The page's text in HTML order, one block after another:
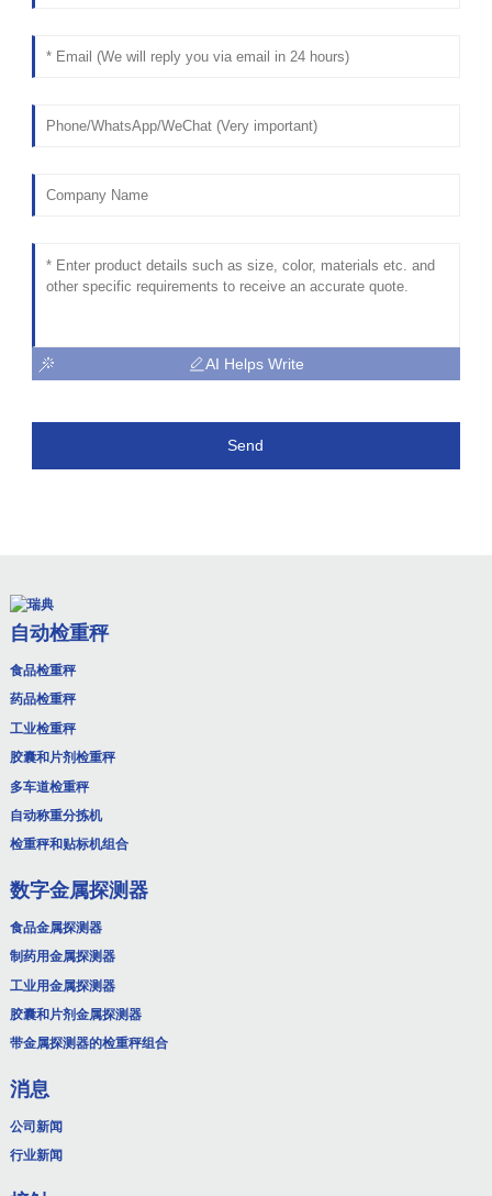
AI Helps Write
Send
自动检重秤
食品检重秤
药品检重秤
工业检重秤
胶囊和片剂检重秤
多车道检重秤
自动称重分拣机
检重秤和贴标机组合
数字金属探测器
食品金属探测器
制药用金属探测器
工业用金属探测器
胶囊和片剂金属探测器
带金属探测器的检重秤组合
消息
公司新闻
行业新闻